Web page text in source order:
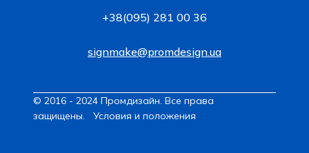
+38(095) 281 00 36
signmake@promdesign.ua
© 2016 - 2024 Промдизайн. Все права
защищены. Условия и положения